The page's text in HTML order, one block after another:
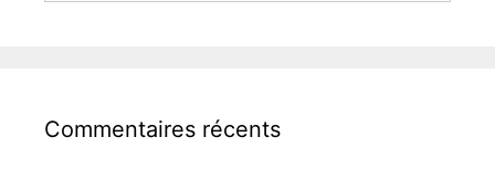
Commentaires récents